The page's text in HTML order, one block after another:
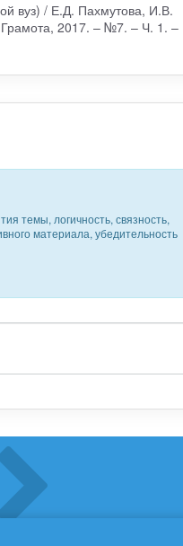
вуз) / Е.Д. Пахмутова, И.В.
Грамота, 2017. – №7. – Ч. 1. –
темы, логичность, связность,
материала, убедительность